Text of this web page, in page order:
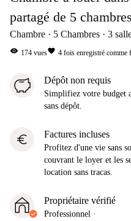
partagé de 5
Chambre 5 Chambres 3
visibility 174 vuesfavorite 4 fois enregistré comme
Dépôt non requis
Simplifiez votre budget
sans dépôt.
euro Factures incluses
Profitez d'une vie sans
couvrant le loyer et les
location sans tracas.
Propriétaire vérifié
Professionnel ·